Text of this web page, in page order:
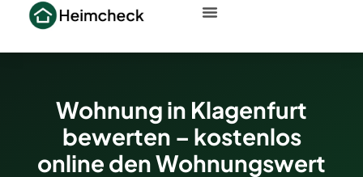
Wohnung in Klagenfurt
bewerten – kostenlos
online den Wohnungswert